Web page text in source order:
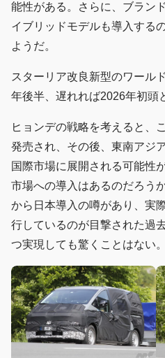
能性がある。さらに、ブラン
イブリッドモデルも導入する
ようだ。
スターリア改良新型のワール
年後半、遅れれば2026年初頭
ヒョンデの戦略を考えると、
発売され、その後、東南アジ
国際市場に展開される可能性
市場への導入はあるのだろう
から日本導入の噂があり、実
行しているのが目撃された過
つ実現しても驚くことはない。